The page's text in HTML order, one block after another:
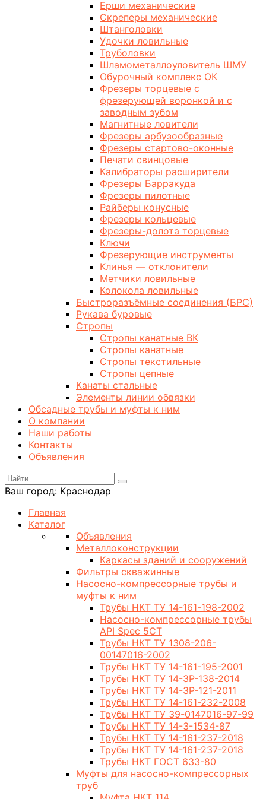
Ерши механические
Скреперы механические
Штанголовки
Удочки ловильные
Труболовки
Шламометаллоуловитель ШМУ
Обурочный комплекс ОК
Фрезеры торцевые с
фрезерующей воронкой и с
заводным зубом
Магнитные ловители
Фрезеры арбузообразные
Фрезеры стартово-оконные
Печати свинцовые
Калибраторы расширители
Фрезеры Барракуда
Фрезеры пилотные
Райберы конусные
Фрезеры кольцевые
Фрезеры-долота торцевые
Ключи
Фрезерующие инструменты
Клинья — отклонители
Метчики ловильные
Колокола ловильные
Быстроразъёмные соединения (БРС)
Рукава буровые
Стропы
Стропы канатные ВК
Стропы канатные
Стропы текстильные
Стропы цепные
Канаты стальные
Элементы линии обвязки
Обсадные трубы и муфты к ним
О компании
Наши работы
Контакты
Объявления
Ваш город: Краснодар
Главная
Каталог
Объявления
Металлоконструкции
Каркасы зданий и сооружений
Фильтры скважинные
Насосно-компрессорные трубы и
муфты к ним
Трубы НКТ ТУ 14-161-198-2002
Насосно-компрессорные трубы
API Spec 5CT
Трубы НКТ ТУ 1308-206-
00147016-2002
Трубы НКТ ТУ 14-161-195-2001
Трубы НКТ ТУ 14-3Р-138-2014
Трубы НКТ ТУ 14-3Р-121-2011
Трубы НКТ ТУ 14-161-232-2008
Трубы НКТ ТУ 39-0147016-97-99
Трубы НКТ ТУ 14-3-1534-87
Трубы НКТ ТУ 14-161-237-2018
Трубы НКТ ТУ 14-161-237-2018
Трубы НКТ ГОСТ 633-80
Муфты для насосно-компрессорных
труб